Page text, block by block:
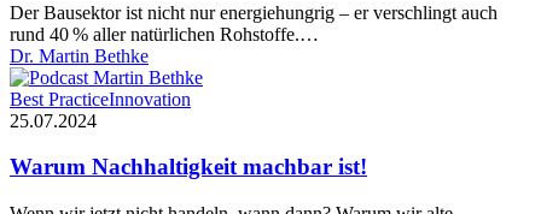
für
Ressourcen-
und
Klimaschutz
wird
Der Bausektor ist nicht nur energiehungrig – er verschlingt auch
rund 40 % aller natürlichen Rohstoffe.…
Dr. Martin Bethke
Warum
Nachhaltigkeit
ist!
Best PracticeInnovation
25.07.2024
Warum Nachhaltigkeit machbar ist!